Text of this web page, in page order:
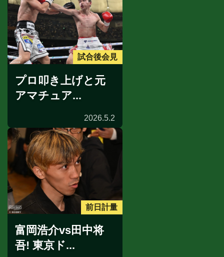
試合後会見
プロ叩き上げと元
アマチュア...
2026.5.2
前日計量
富岡浩介vs田中将
吾! 東京ド...